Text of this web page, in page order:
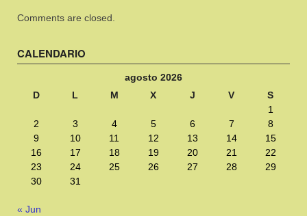
Comments are closed.
CALENDARIO
agosto 2026
D
L M X J V
S
1
2
3 4 5 6 7
8
9
10 11 12 13 14
15
16
17 18 19 20 21
22
23
24 25 26 27 28
29
30
31
« Jun